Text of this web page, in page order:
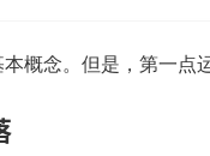
概念。但是，第一点